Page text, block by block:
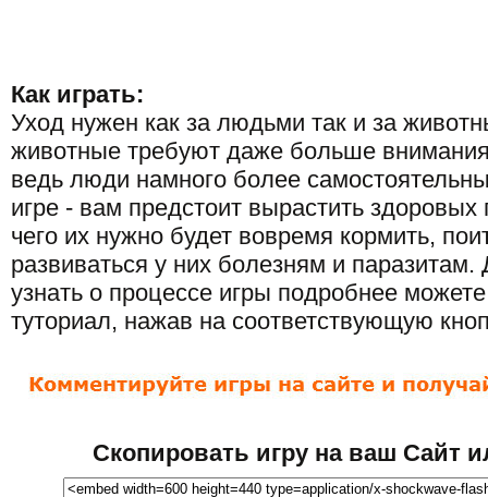
Как играть:
Уход нужен как за людьми так и за
животные требуют даже больше
ведь люди намного более
игре - вам предстоит вырастить
чего их нужно будет вовремя кормить,
развиваться у них болезням и паразитам.
узнать о процессе игры подробнее
туториал, нажав на соответствующую
Скопировать игру на ваш Сайт